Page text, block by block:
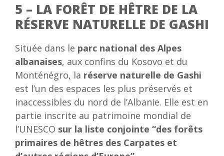
5 – LA FORÊT DE HÊTRE DE LA
RÉSERVE NATURELLE DE GASHI
Située dans le parc national des Alpes
albanaises, aux confins du Kosovo et du
Monténégro, la réserve naturelle de Gashi
est l’un des espaces les plus préservés et
inaccessibles du nord de l’Albanie. Elle est en
partie inscrite au patrimoine mondial de
l’UNESCO sur la liste conjointe “des forêts
primaires de hêtres des Carpates et